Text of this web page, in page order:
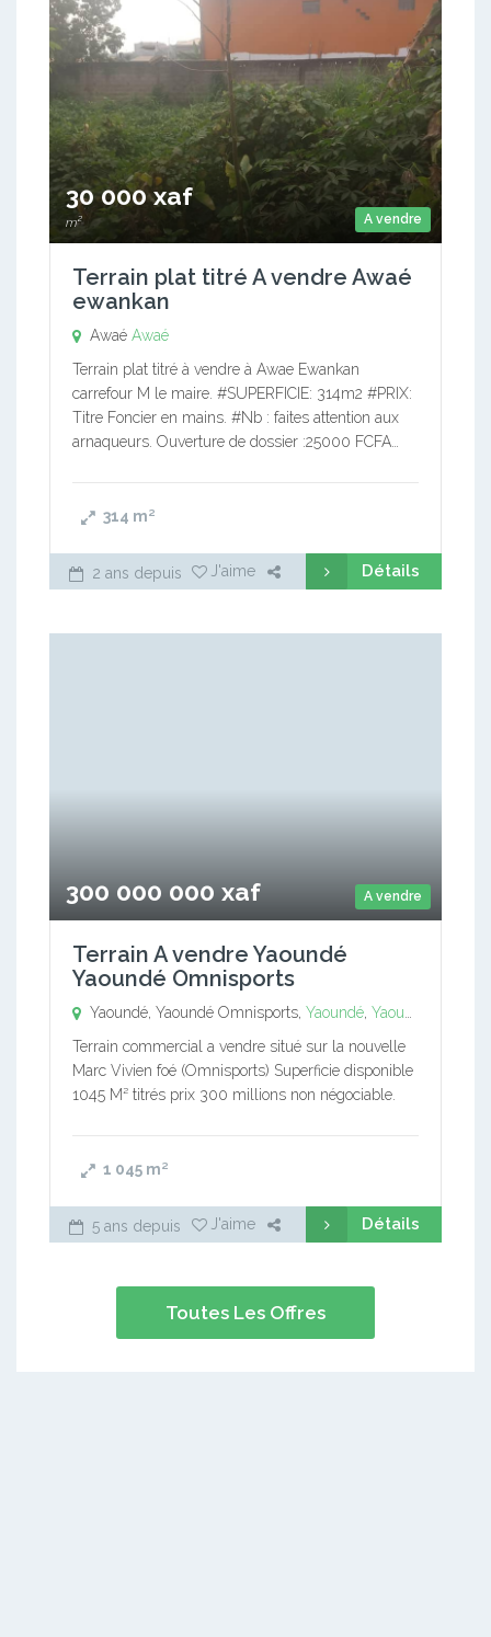
A vendre
30 000 xaf
m²
Terrain plat titré A vendre Awaé
ewankan
Awaé Awaé
Terrain plat titré à vendre à Awae Ewankan
carrefour M le maire. #SUPERFICIE: 314m2 #PRIX:
Titre Foncier en mains. #Nb : faites attention aux
arnaqueurs. Ouverture de dossier :25000 FCFA…
314 m²
2 ans depuis J'aime Détails
A vendre
300 000 000 xaf
Terrain A vendre Yaoundé
Yaoundé Omnisports
Yaoundé, Yaoundé Omnisports, Yaoundé Yaoundé Omnisports
Terrain commercial a vendre situé sur la nouvelle
Marc Vivien foé (Omnisports) Superficie disponible
1045 M² titrés prix 300 millions non négociable.
1 045 m²
5 ans depuis J'aime Détails
Toutes Les Offres